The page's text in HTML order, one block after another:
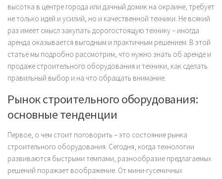
высотка в центре города или дачный домик на окраине, требует
не только идей и усилий, но и качественной техники. Не всякий
раз имеет смысл закупать дорогостоящую технику – иногда
аренда оказывается выгодным и практичным решением. В этой
статье мы подробно рассмотрим, что нужно знать об аренде и
продаже строительного оборудования и техники, как сделать
правильный выбор и на что обращать внимание.
Рынок строительного оборудования:
основные тенденции
Первое, о чем стоит поговорить – это состояние рынка
строительного оборудования. Сегодня, когда технологии
развиваются быстрыми темпами, разнообразие предлагаемых
решений поражает воображение. От мини-гусеничных